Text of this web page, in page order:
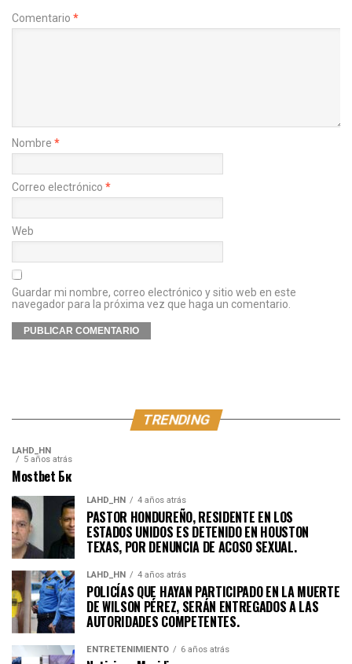
Comentario *
Nombre *
Correo electrónico *
Web
Guardar mi nombre, correo electrónico y sitio web en este
navegador para la próxima vez que haga un comentario.
TRENDING
LAHD_HN
5 años atrás
Mostbet Бк
LAHD_HN 4 años atrás
PASTOR HONDUREÑO, RESIDENTE EN LOS
ESTADOS UNIDOS ES DETENIDO EN HOUSTON
TEXAS, POR DENUNCIA DE ACOSO SEXUAL.
LAHD_HN 4 años atrás
POLICÍAS QUE HAYAN PARTICIPADO EN LA MUERTE
DE WILSON PÉREZ, SERÁN ENTREGADOS A LAS
AUTORIDADES COMPETENTES.
ENTRETENIMIENTO 6 años atrás